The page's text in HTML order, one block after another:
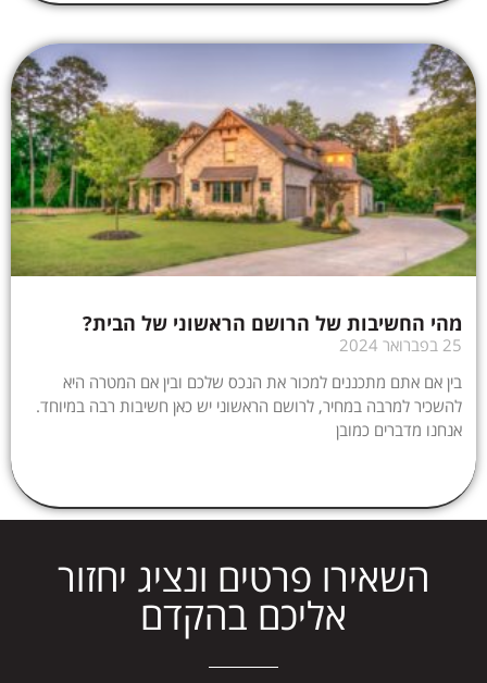
מהי החשיבות של הרושם הראשוני של הבית?
25 בפברואר 2024
בין אם אתם מתכננים למכור את הנכס שלכם ובין אם המטרה היא
להשכיר למרבה במחיר, לרושם הראשוני יש כאן חשיבות רבה במיוחד.
אנחנו מדברים כמובן
השאירו פרטים ונציג יחזור
אליכם בהקדם